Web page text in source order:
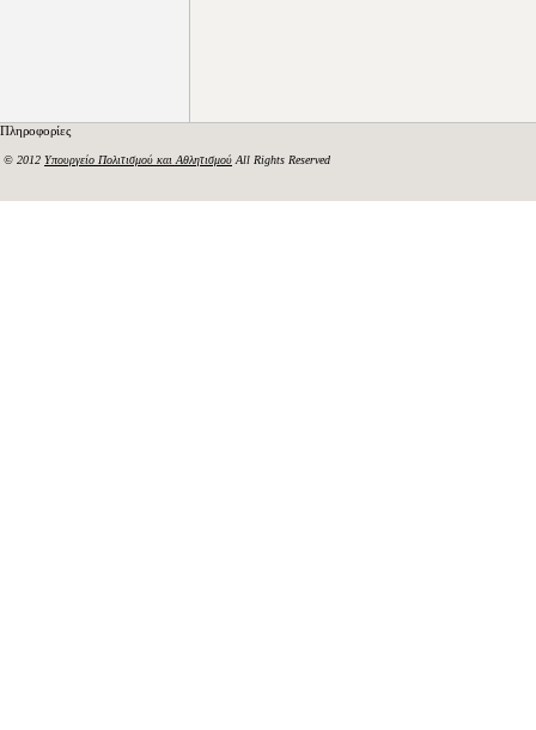
Πληροφορίες
© 2012 Υπουργείο Πολιτισμού και Αθλητισμού All Rights Reserved